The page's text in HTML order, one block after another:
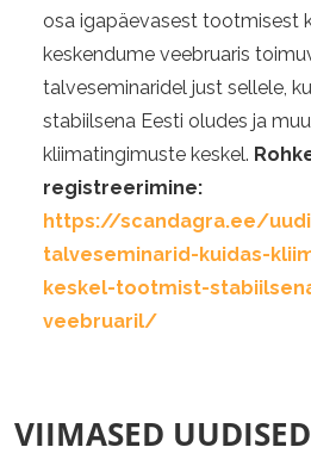
osa igapäevasest tootmisest
keskendume veebruaris
talveseminaridel just sellele,
stabiilsena Eesti oludes ja
kliimatingimuste keskel.
registreerimine:
https://scandagra.ee/
talveseminarid-kuidas-
keskel-tootmist-
veebruaril/
VIIMASED UUDISED